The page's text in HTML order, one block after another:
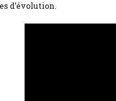
d’évolution.